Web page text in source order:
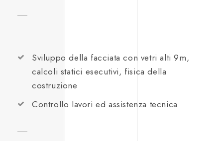
Sviluppo della facciata con vetri alti 9m,
calcoli statici esecutivi, fisica della
costruzione
Controllo lavori ed assistenza tecnica